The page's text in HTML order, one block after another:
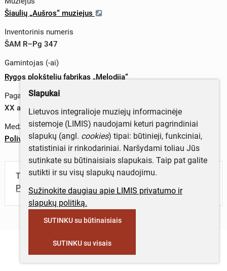
Šiaulių „Aušros“ muziejus
Inventorinis numeris
ŠAM R–Pg 347
Gamintojas (-ai)
Rygos plokštelių fabrikas „Melodija“
Pagaminimo data
XX a. II p.
Medžiagos
Polivinilchloridas
Turite daugiau informacijos apie objektą?
Parašykite mums!
Slapukai
Lietuvos integralioje muziejų informacinėje
sistemoje (LIMIS) naudojami keturi pagrindiniai
slapukų (angl. cookies) tipai: būtinieji, funkciniai,
statistiniai ir rinkodariniai. Naršydami toliau Jūs
sutinkate su būtinaisiais slapukais. Taip pat galite
sutikti ir su visų slapukų naudojimu.
Sužinokite daugiau apie LIMIS privatumo ir
slapukų politiką.
SUTINKU su būtinaisiais
SUTINKU su visais